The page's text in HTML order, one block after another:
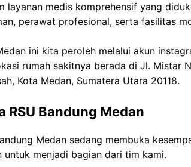
layanan medis komprehensif yang
perawat profesional, serta fasilitas
ini kita peroleh melalui akun
rumah sakitnya berada di Jl. Mistar
Kota Medan, Sumatera Utara 20118.
RSU Bandung Medan
Medan sedang membuka
untuk menjadi bagian dari tim kami.